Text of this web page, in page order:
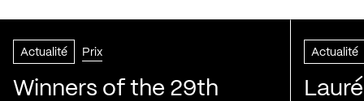
Actualité Prix
Winners of the 29th
Actualité